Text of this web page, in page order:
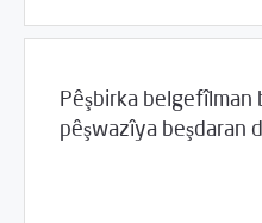
Pêşbirka belgefîlman
pêşwazîya beşdaran